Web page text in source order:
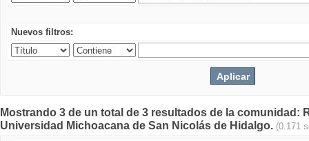
Nuevos filtros:
Mostrando 3 de un total de 3 resultados de la comunidad:
Universidad Michoacana de San Nicolás de Hidalgo. (0.171